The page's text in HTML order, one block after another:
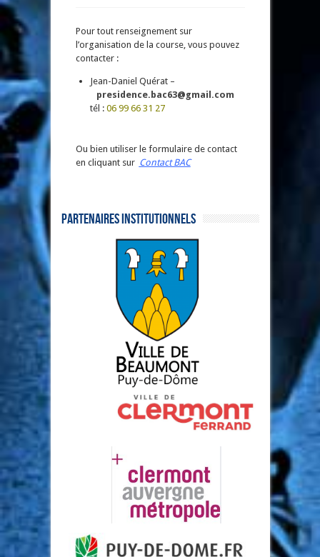
Pour tout renseignement sur
l’organisation de la course, vous pouvez
contacter :
Jean-Daniel Quérat –
presidence.bac63@gmail.com
tél : 06 99 66 31 27
Ou bien utiliser le formulaire de contact
en cliquant sur Contact BAC
Partenaires institutionnels